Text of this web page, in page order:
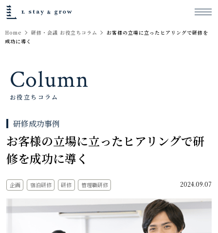
Home 研修・会議 お役立ちコラム
お客様の立場に立ったヒアリングで研修を
成功に導く
Column
お役立ちコラム
研修成功事例
お客様の立場に立ったヒアリングで研
修を成功に導く
企画 宿泊研修 研修 管理職研修 2024.09.07